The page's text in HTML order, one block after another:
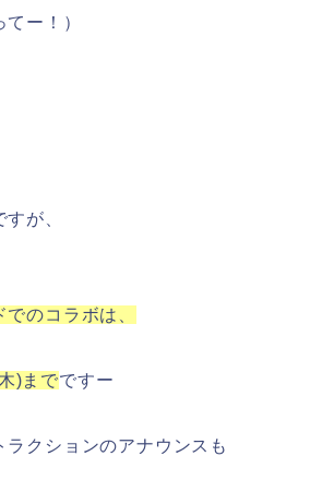
てー！）
が、
のコラボは、
)までですー
ラクションのアナウンスも